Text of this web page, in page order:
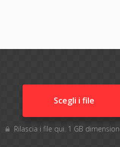
Scegli i file
Rilascia i file qui. 1 GB